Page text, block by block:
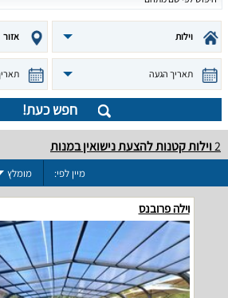
וילות אזור
תאריך הגעה
חפש כעת!
2וילות קטנות להצעת נישואין במנות
מיין לפי: מומלץ
וילה פרובנס